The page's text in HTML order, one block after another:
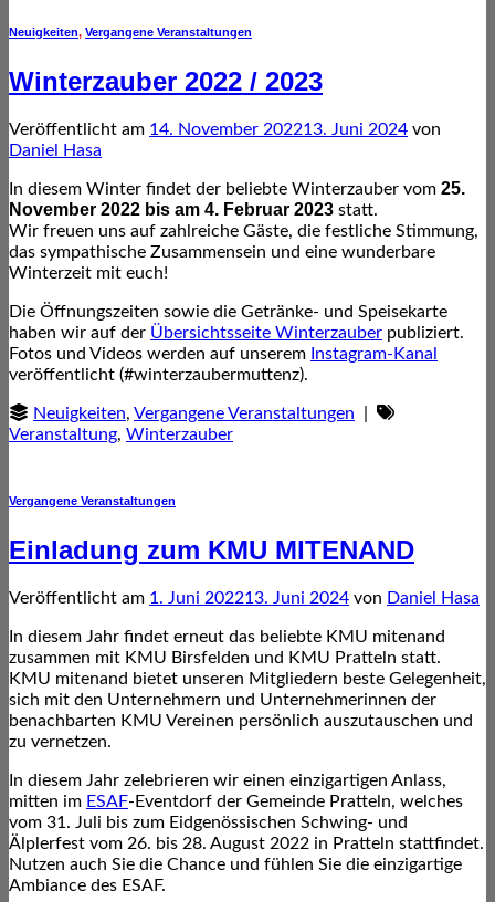
Neuigkeiten, Vergangene Veranstaltungen
Winterzauber 2022 / 2023
Veröffentlicht am 14. November 202213. Juni 2024 von
Daniel Hasa
In diesem Winter findet der beliebte Winterzauber vom 25.
November 2022 bis am 4. Februar 2023 statt.
Wir freuen uns auf zahlreiche Gäste, die festliche Stimmung,
das sympathische Zusammensein und eine wunderbare
Winterzeit mit euch!
Die Öffnungszeiten sowie die Getränke- und Speisekarte
haben wir auf der Übersichtsseite Winterzauber publiziert.
Fotos und Videos werden auf unserem Instagram-Kanal
veröffentlicht (#winterzaubermuttenz).
Neuigkeiten, Vergangene Veranstaltungen
Veranstaltung, Winterzauber
Vergangene Veranstaltungen
Einladung zum KMU MITENAND
Veröffentlicht am 1. Juni 202213. Juni 2024 von Daniel Hasa
In diesem Jahr findet erneut das beliebte KMU mitenand
zusammen mit KMU Birsfelden und KMU Pratteln statt.
KMU mitenand bietet unseren Mitgliedern beste Gelegenheit,
sich mit den Unternehmern und Unternehmerinnen der
benachbarten KMU Vereinen persönlich auszutauschen und
zu vernetzen.
In diesem Jahr zelebrieren wir einen einzigartigen Anlass,
mitten im ESAF-Eventdorf der Gemeinde Pratteln, welches
vom 31. Juli bis zum Eidgenössischen Schwing- und
Älplerfest vom 26. bis 28. August 2022 in Pratteln stattfindet.
Nutzen auch Sie die Chance und fühlen Sie die einzigartige
Ambiance des ESAF.